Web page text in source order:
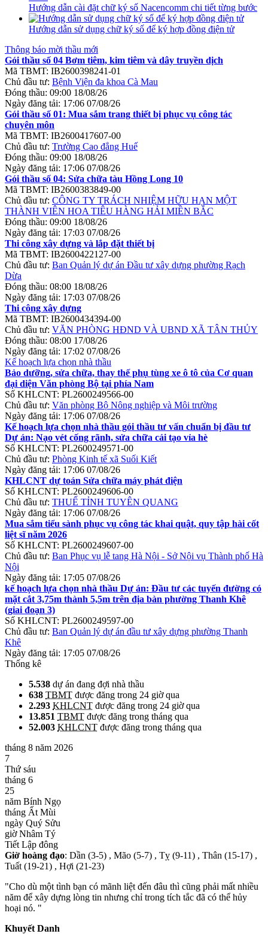
Hướng dẫn cài đặt chữ ký số Nacencomm chi tiết từng bước
Hướng dẫn sử dụng chữ ký số để ký hợp đồng điện tử
Thông báo mời thầu mới
Gói thầu số 04 Bơm tiêm, kim tiêm và dây truyền dịch
Mã TBMT: IB2600398241-01
Chủ đầu tư: Bệnh Viện đa khoa Cà Mau
Đóng thầu: 09:00 18/08/26
Ngày đăng tải: 17:06 07/08/26
Gói thầu số 01: Mua sắm trang thiết bị phục vụ công tác
chuyên môn
Mã TBMT: IB2600417607-00
Chủ đầu tư: Trường Cao đẳng Huế
Đóng thầu: 09:00 18/08/26
Ngày đăng tải: 17:06 07/08/26
Gói thầu số 04: Sửa chữa tàu Hồng Long 10
Mã TBMT: IB2600383849-00
Chủ đầu tư: CÔNG TY TRÁCH NHIỆM HỮU HẠN MỘT
THÀNH VIÊN HOA TIÊU HÀNG HẢI MIỀN BẮC
Đóng thầu: 09:00 18/08/26
Ngày đăng tải: 17:03 07/08/26
Thi công xây dựng và lắp đặt thiết bị
Mã TBMT: IB2600422127-00
Chủ đầu tư: Ban Quản lý dự án Đầu tư xây dựng phường Rạch
Dừa
Đóng thầu: 08:00 18/08/26
Ngày đăng tải: 17:03 07/08/26
Thi công xây dựng
Mã TBMT: IB2600434394-00
Chủ đầu tư: VĂN PHÒNG HĐND VÀ UBND XÃ TÂN THỦY
Đóng thầu: 08:00 17/08/26
Ngày đăng tải: 17:02 07/08/26
Kế hoạch lựa chọn nhà thầu
Bảo dưỡng, sửa chữa, thay thế phụ tùng xe ô tô của Cơ quan
đại diện Văn phòng Bộ tại phía Nam
Số KHLCNT: PL2600249566-00
Chủ đầu tư: Văn phòng Bộ Nông nghiệp và Môi trường
Ngày đăng tải: 17:06 07/08/26
Kế hoạch lựa chọn nhà thầu gói thầu tư vấn chuẩn bị đầu tư
Dự án: Nạo vét cống rãnh, sửa chữa cải tạo vỉa hè
Số KHLCNT: PL2600249571-00
Chủ đầu tư: Phòng Kinh tế xã Suối Kiết
Ngày đăng tải: 17:06 07/08/26
KHLCNT dự toán Sửa chữa máy phát điện
Số KHLCNT: PL2600249606-00
Chủ đầu tư: THUẾ TỈNH TUYÊN QUANG
Ngày đăng tải: 17:06 07/08/26
Mua sắm tiểu sành phục vụ công tác khai quật, quy tập hài cốt
liệt sĩ năm 2026
Số KHLCNT: PL2600249607-00
Chủ đầu tư: Ban Phục vụ lễ tang Hà Nội - Sở Nội vụ Thành phố Hà
Nội
Ngày đăng tải: 17:05 07/08/26
kế hoạch lựa chọn nhà thầu Dự án: Đầu tư các tuyến đường có
mặt cắt 3,75m thành 5,5m trên địa bàn phường Thanh Khê
(giai đoạn 3)
Số KHLCNT: PL2600249597-00
Chủ đầu tư: Ban Quản lý dự án đầu tư xây dựng phường Thanh
Khê
Ngày đăng tải: 17:05 07/08/26
Thống kê
5.538 dự án đang đợi nhà thầu
638 TBMT được đăng trong 24 giờ qua
2.293 KHLCNT được đăng trong 24 giờ qua
13.851 TBMT được đăng trong tháng qua
52.003 KHLCNT được đăng trong tháng qua
tháng 8 năm 2026
7
Thứ sáu
tháng 6
25
năm Bính Ngọ
tháng Ất Mùi
ngày Quý Sửu
giờ Nhâm Tý
Tiết Lập đông
Giờ hoàng đạo: Dần (3-5) , Mão (5-7) , Tỵ (9-11) , Thân (15-17) ,
Tuất (19-21) , Hợi (21-23)
"Cho dù một tình bạn có mãnh liệt đến đâu thì cũng phải mất nhiều
năm để xây dựng lòng tin nhưng chỉ trong tích tắc đã có thể hủy
hoại nó. "
Khuyết Danh